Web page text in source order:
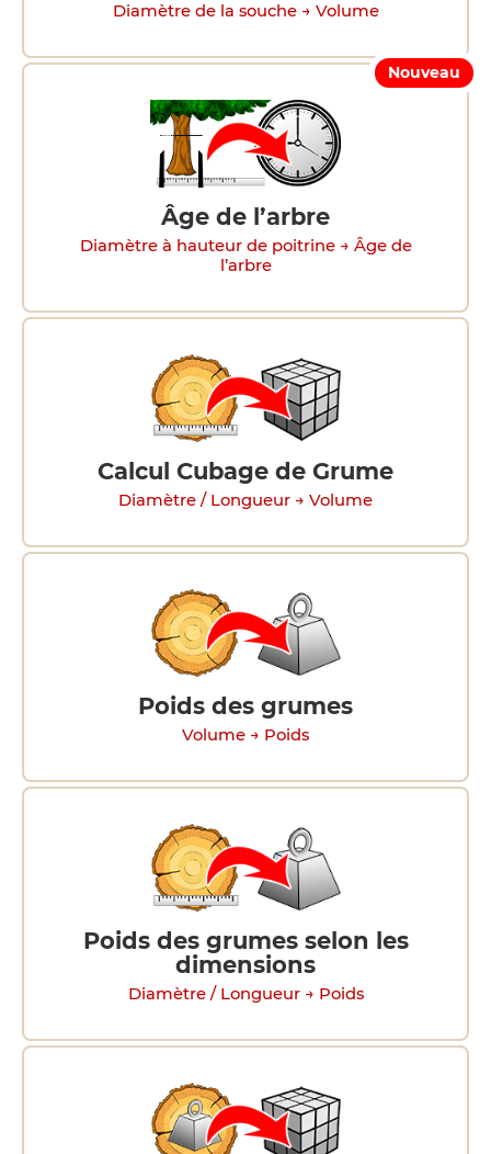
Diamètre de la souche → Volume
Nouveau
Âge de l’arbre
Diamètre à hauteur de poitrine → Âge de
l’arbre
Calcul Cubage de Grume
Diamètre / Longueur → Volume
Poids des grumes
Volume → Poids
Poids des grumes selon les
dimensions
Diamètre / Longueur → Poids